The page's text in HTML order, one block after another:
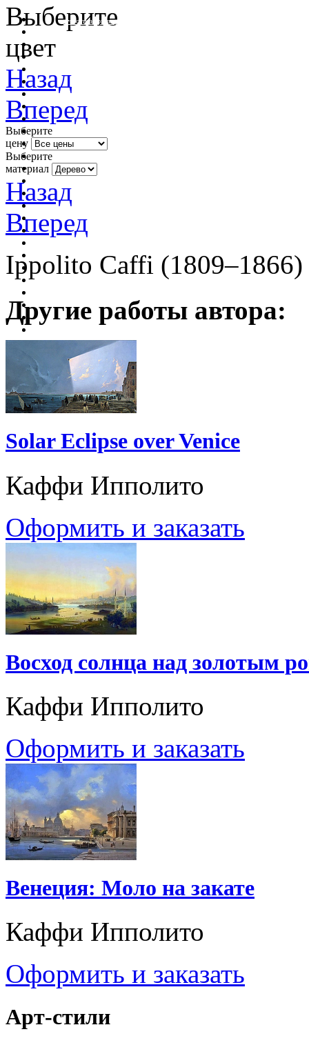
очистить фильтр цвета
Выберите
цвет
Назад
Вперед
Выберите
цену
Выберите
материал
Назад
Вперед
Ippolito Caffi (1809–1866)
Другие работы автора:
Solar Eclipse over Venice
Каффи Ипполито
Оформить и заказать
Восход солнца над золотым
Каффи Ипполито
Оформить и заказать
Венеция: Моло на закате
Каффи Ипполито
Оформить и заказать
Арт-стили